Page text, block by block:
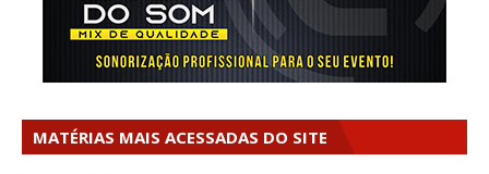
MATÉRIAS MAIS ACESSADAS DO SITE